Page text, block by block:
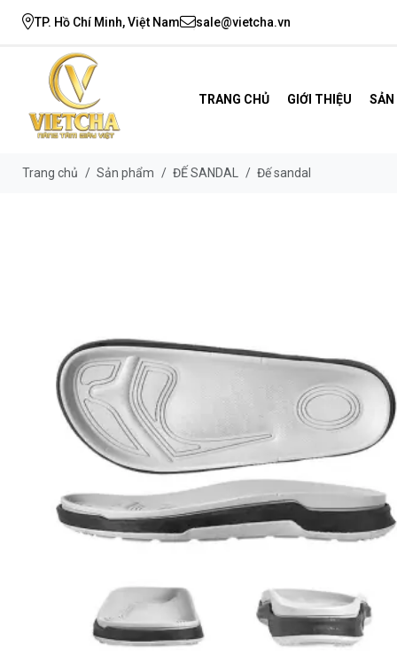
TP. Hồ Chí Minh, Việt Nam sale@vietcha.vn
TRANG CHỦ GIỚI THIỆU
Trang chủ / Sản phẩm / ĐẾ SANDAL / Đế sandal